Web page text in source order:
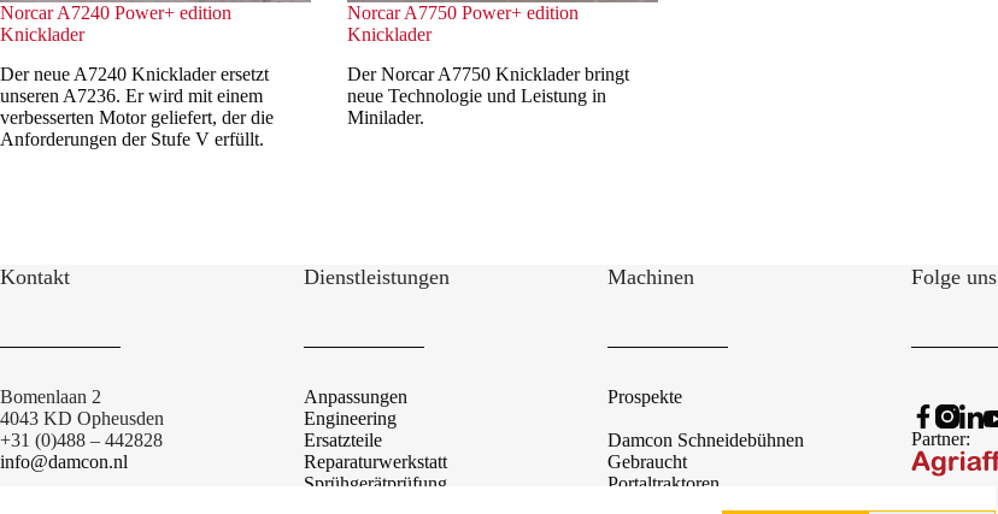
Norcar A7240 Power+ edition
Knicklader
Der neue A7240 Knicklader ersetzt
unseren A7236. Er wird mit einem
verbesserten Motor geliefert, der die
Anforderungen der Stufe V erfüllt.
Norcar A7750 Power+ edition
Knicklader
Der Norcar A7750 Knicklader bringt
neue Technologie und Leistung in
Minilader.
Kontakt
Bomenlaan 2
4043 KD Opheusden
+31 (0)488 – 442828
info@damcon.nl
Dienstleistungen
Anpassungen
Engineering
Ersatzteile
Reparaturwerkstatt
Sprühgerätprüfung
Machinen
Prospekte
Damcon Schneidebühnen
Gebraucht
Portaltraktoren
Folge uns
Partner: